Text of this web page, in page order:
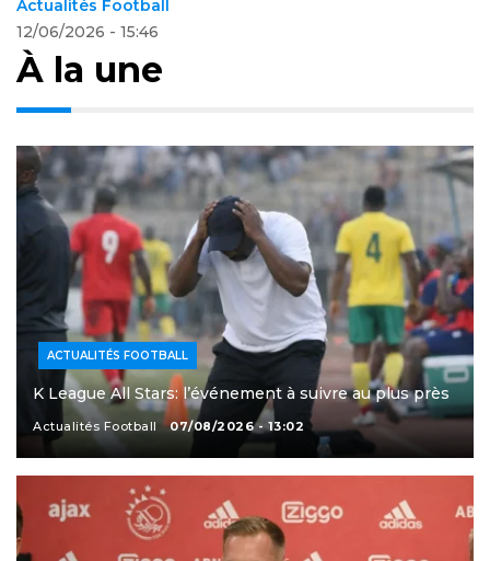
14/06/2026 - 22:14
À la une
ACTUALITÉS FOOTBALL
K League All Stars: l’événement à suivre au plus près
Actualités Football 07/08/2026 - 13:02